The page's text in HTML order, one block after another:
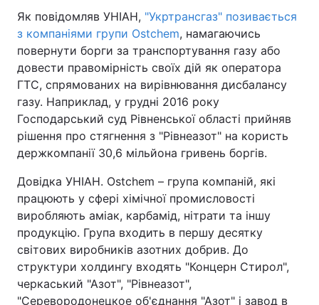
Як повідомляв УНІАН, "Укртрансгаз" позивається
з компаніями групи Ostchem, намагаючись
повернути борги за транспортування газу або
довести правомірність своїх дій як оператора
ГТС, спрямованих на вирівнювання дисбалансу
газу. Наприклад, у грудні 2016 року
Господарський суд Рівненської області прийняв
рішення про стягнення з "Рівнеазот" на користь
держкомпанії 30,6 мільйона гривень боргів.
Довідка УНІАН. Ostchem – група компаній, які
працюють у сфері хімічної промисловості
виробляють аміак, карбамід, нітрати та іншу
продукцію. Група входить в першу десятку
світових виробників азотних добрив. До
структури холдингу входять "Концерн Стирол",
черкаський "Азот", "Рівнеазот",
"Серевородонецкое об'єднання "Азот" і завод в